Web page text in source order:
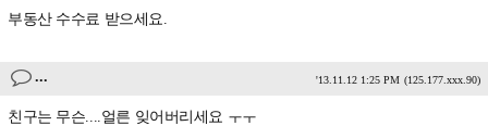
부동산 수수료 받으세요.
... '13.11.12 1:25 PM (125.177.xxx.90)
친구는 무슨....얼른 잊어버리세요 ㅜㅜ